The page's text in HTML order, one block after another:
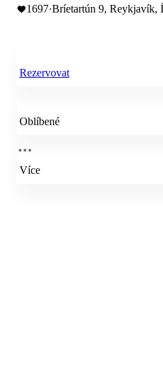
1697·Bríetartún 9, Reykjavík,
Rezervovat
Oblíbené
Více